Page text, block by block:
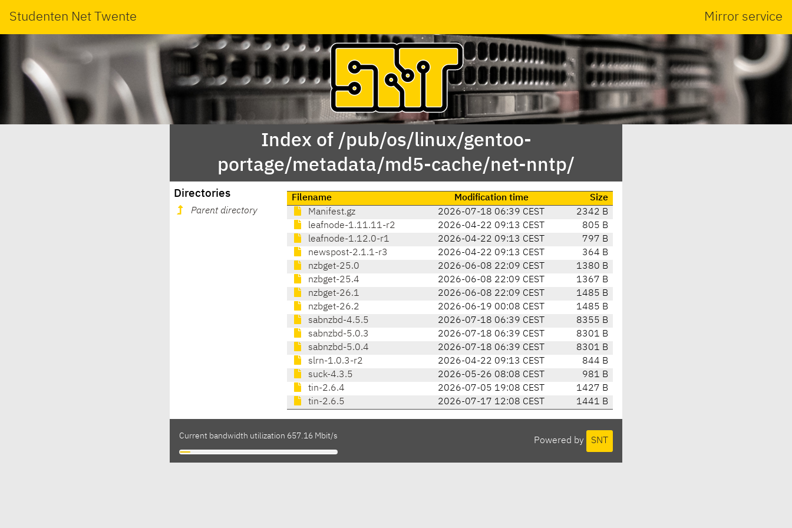
Studenten Net Twente Mirror service
Index of /pub/os/linux/gentoo-
portage/metadata/md5-cache/net-nntp/
Directories
Parent directory
Filename Modification time
Size
Manifest.gz
2026-07-18 06:39 CEST
2342 B
leafnode-1.11.11-r2
2026-04-22 09:13 CEST
805 B
leafnode-1.12.0-r1
2026-04-22 09:13 CEST
797 B
newspost-2.1.1-r3
2026-04-22 09:13 CEST
364 B
nzbget-25.0
2026-06-08 22:09 CEST
1380 B
nzbget-25.4
2026-06-08 22:09 CEST
1367 B
nzbget-26.1
2026-06-08 22:09 CEST
1485 B
nzbget-26.2
2026-06-19 00:08 CEST
1485 B
sabnzbd-4.5.5
2026-07-18 06:39 CEST
8355 B
sabnzbd-5.0.3
2026-07-18 06:39 CEST
8301 B
sabnzbd-5.0.4
2026-07-18 06:39 CEST
8301 B
slrn-1.0.3-r2
2026-04-22 09:13 CEST
844 B
suck-4.3.5
2026-05-26 08:08 CEST
981 B
tin-2.6.4
2026-07-05 19:08 CEST
1427 B
tin-2.6.5
2026-07-17 12:08 CEST 1441 B
Powered by SNT
Current bandwidth utilization 657.16 Mbit/s